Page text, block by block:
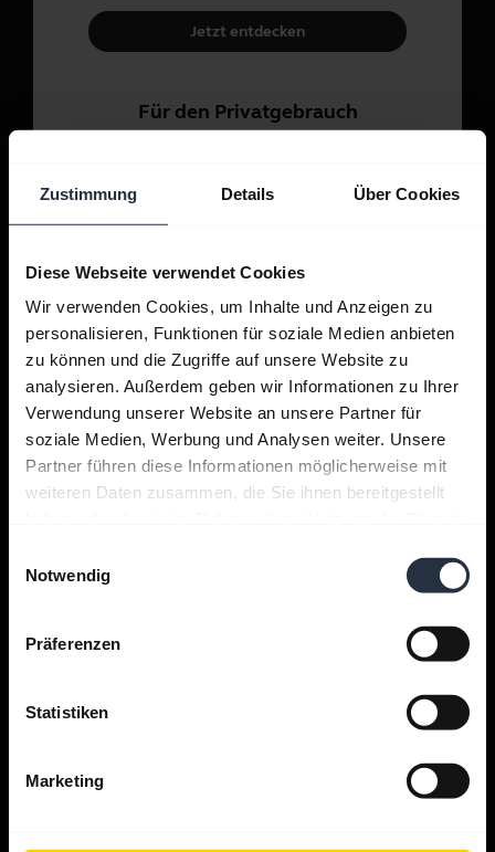
Zustimmung Details Über Cookies
Diese Webseite verwendet Cookies
Wir verwenden Cookies, um Inhalte und Anzeigen zu
personalisieren, Funktionen für soziale Medien anbieten
zu können und die Zugriffe auf unsere Website zu
analysieren. Außerdem geben wir Informationen zu Ihrer
Verwendung unserer Website an unsere Partner für
soziale Medien, Werbung und Analysen weiter. Unsere
Partner führen diese Informationen möglicherweise mit
weiteren Daten zusammen, die Sie ihnen bereitgestellt
Notwendig
Präferenzen
Statistiken
Marketing
Jetzt entdecken
Für den Privatgebrauch
für Anrufe, Musik und Sport.
Support
Jabra Apps